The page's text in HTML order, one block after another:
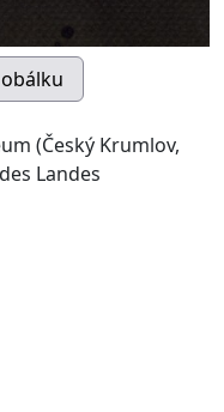
(Český Krumlov,
Landes